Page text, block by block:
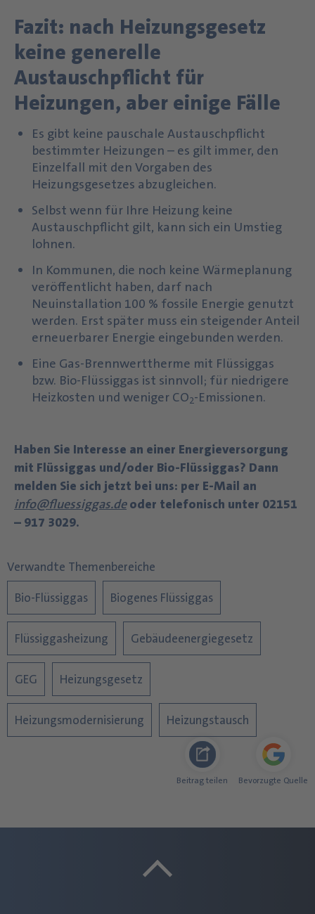
Fazit: nach Heizungsgesetz
keine generelle
Austauschpflicht für
Heizungen, aber einige Fälle
Es gibt keine pauschale Austauschpflicht
bestimmter Heizungen – es gilt immer, den
Einzelfall mit den Vorgaben des
Heizungsgesetzes abzugleichen.
Selbst wenn für Ihre Heizung keine
Austauschpflicht gilt, kann sich ein Umstieg
lohnen.
In Kommunen, die noch keine Wärmeplanung
veröffentlicht haben, darf nach
Neuinstallation 100 % fossile Energie genutzt
werden. Erst später muss ein steigender Anteil
erneuerbarer Energie eingebunden werden.
Eine Gas-Brennwerttherme mit Flüssiggas
bzw. Bio-Flüssiggas ist sinnvoll; für niedrigere
Heizkosten und weniger CO2-Emissionen.
Haben Sie Interesse an einer Energieversorgung
mit Flüssiggas und/oder Bio-Flüssiggas? Dann
melden Sie sich jetzt bei uns: per E-Mail an
info@fluessiggas.deoder telefonisch unter 02151
– 917 3029.
Verwandte Themenbereiche
Bio-Flüssiggas
Biogenes Flüssiggas
Flüssiggasheizung Gebäudeenergiegesetz
GEG Heizungsgesetz
Heizungsmodernisierung Heizungstausch
Beitrag teilen Bevorzugte Quelle